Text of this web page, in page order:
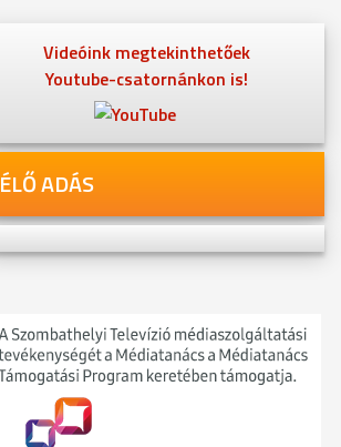
Videóink megtekinthetőek
Youtube-csatornánkon is!
ÉLŐ ADÁS